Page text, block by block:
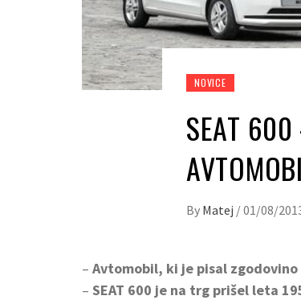
NOVICE
SEAT 600
By Matej /01/08/
– Avtomobil, ki je pisal
– SEAT 600 je na trg prišel leta